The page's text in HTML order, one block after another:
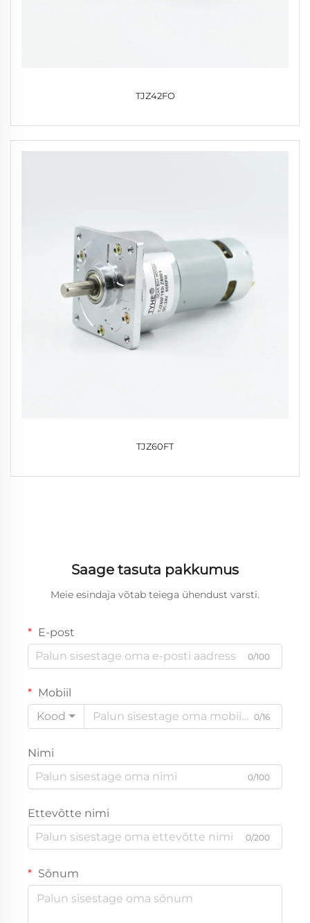
TJZ42FO
TJZ60FT
Saage tasuta pakkumus
Meie esindaja võtab teiega ühendust varsti.
E-post
0/100
Mobiil
Kood
0/16
Nimi
0/100
Ettevõtte nimi
0/200
Sõnum